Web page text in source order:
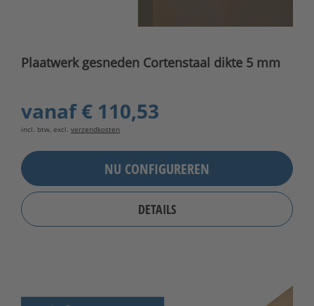
Plaatwerk gesneden Cortenstaal dikte 5 mm
vanaf€ 110,53
incl. btw, excl. verzendkosten
NU CONFIGUREREN
DETAILS